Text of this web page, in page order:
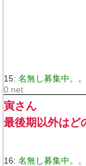
15: 名無し募集中。
0.net
寅さん
最後期以外はど
16: 名無し募集中。